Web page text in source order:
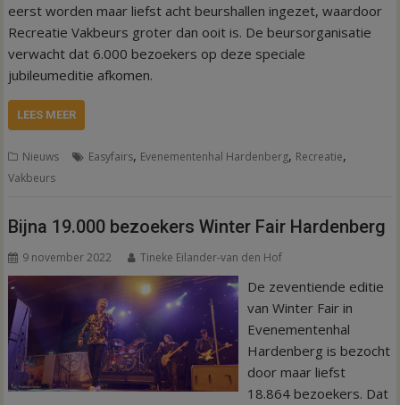
eerst worden maar liefst acht beurshallen ingezet, waardoor
Recreatie Vakbeurs groter dan ooit is. De beursorganisatie
verwacht dat 6.000 bezoekers op deze speciale
jubileumeditie afkomen.
LEES MEER
Nieuws Easyfairs, Evenementenhal Hardenberg, Recreatie,
Vakbeurs
Bijna 19.000 bezoekers Winter Fair Hardenberg
9 november 2022 Tineke Eilander-van den Hof
De zeventiende editie
van Winter Fair in
Evenementenhal
Hardenberg is bezocht
door maar liefst
18.864 bezoekers. Dat